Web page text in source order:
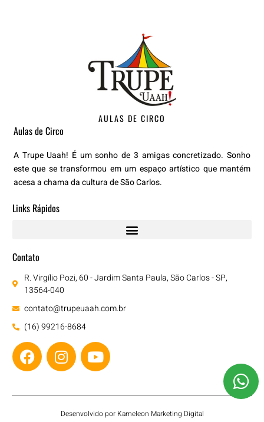
AULAS DE CIRCO
Aulas de Circo
A Trupe Uaah! É um sonho de 3 amigas concretizado. Sonho
este que se transformou em um espaço artístico que mantém
acesa a chama da cultura de São Carlos.
Links Rápidos
Contato
R. Virgílio Pozi, 60 - Jardim Santa Paula, São Carlos - SP,
13564-040
contato@trupeuaah.com.br
(16) 99216-8684
Desenvolvido por Kameleon Marketing Digital